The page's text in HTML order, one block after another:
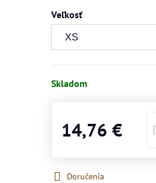
Veľkosť
Skladom
14,76 €
Doručenia